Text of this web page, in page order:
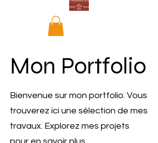
Mon Portfolio
Bienvenue sur mon portfolio. Vous
trouverez ici une sélection de mes
travaux. Explorez mes projets
pour en savoir plus.